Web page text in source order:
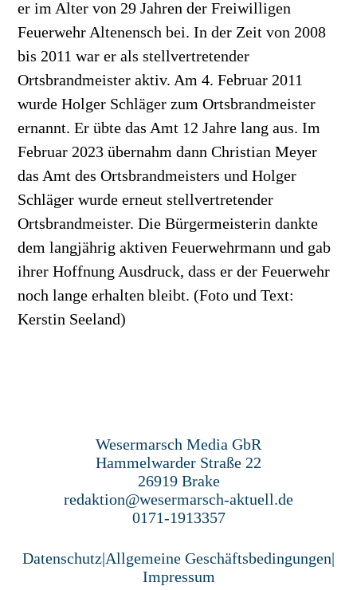
er im Alter von 29 Jahren der Freiwilligen
Feuerwehr Altenensch bei. In der Zeit von 2008
bis 2011 war er als stellvertretender
Ortsbrandmeister aktiv. Am 4. Februar 2011
wurde Holger Schläger zum Ortsbrandmeister
ernannt. Er übte das Amt 12 Jahre lang aus. Im
Februar 2023 übernahm dann Christian Meyer
das Amt des Ortsbrandmeisters und Holger
Schläger wurde erneut stellvertretender
Ortsbrandmeister. Die Bürgermeisterin dankte
dem langjährig aktiven Feuerwehrmann und gab
ihrer Hoffnung Ausdruck, dass er der Feuerwehr
noch lange erhalten bleibt. (Foto und Text:
Kerstin Seeland)
Wesermarsch Media GbR
Hammelwarder Straße 22
26919 Brake
redaktion@wesermarsch-aktuell.de
0171-1913357
Datenschutz|Allgemeine Geschäftsbedingungen|
Impressum